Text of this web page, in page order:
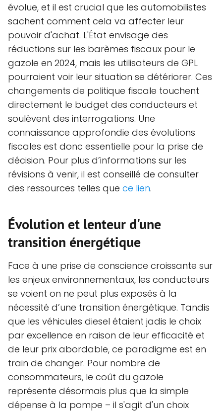
évolue, et il est crucial que les automobilistes
sachent comment cela va affecter leur
pouvoir d'achat. L'État envisage des
réductions sur les barèmes fiscaux pour le
gazole en 2024, mais les utilisateurs de GPL
pourraient voir leur situation se détériorer. Ces
changements de politique fiscale touchent
directement le budget des conducteurs et
soulèvent des interrogations. Une
connaissance approfondie des évolutions
fiscales est donc essentielle pour la prise de
décision. Pour plus d’informations sur les
révisions à venir, il est conseillé de consulter
des ressources telles que ce lien.
Évolution et lenteur d'une
transition énergétique
Face à une prise de conscience croissante sur
les enjeux environnementaux, les conducteurs
se voient on ne peut plus exposés à la
nécessité d’une transition énergétique. Tandis
que les véhicules diesel étaient jadis le choix
par excellence en raison de leur efficacité et
de leur prix abordable, ce paradigme est en
train de changer. Pour nombre de
consommateurs, le coût du gazole
représente désormais plus que la simple
dépense à la pompe – il s'agit d'un choix